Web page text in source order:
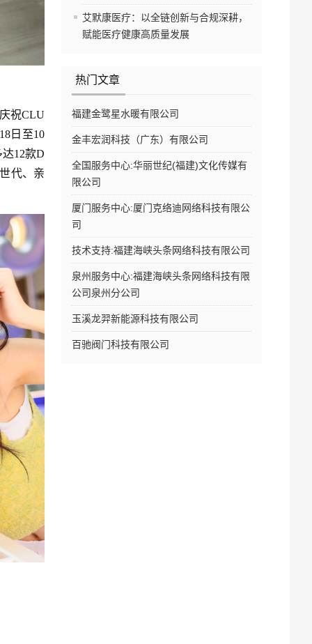
艾默康医疗：以全链创新与合规深耕，
赋能医疗健康高质量发展
热门文章
福建金鹭星水暖有限公司
金丰宏润科技（广东）有限公司
全国服务中心:华丽世纪(福建)文化传媒有
限公司
厦门服务中心:厦门克络迪网络科技有限公
司
技术支持:福建海峡头条网络科技有限公司
泉州服务中心:福建海峡头条网络科技有限
公司泉州分公司
玉溪龙羿新能源科技有限公司
百驰阀门科技有限公司
祝CLU
日至10
12款D
代、亲